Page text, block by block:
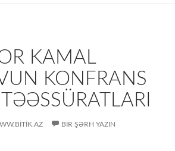
KAMAL
KONFRANS
BIR ŞƏRH YAZIN